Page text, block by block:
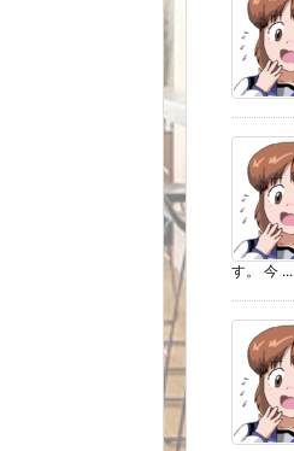
す。 今 ...